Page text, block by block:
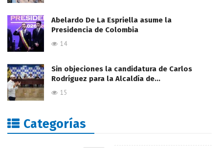
Abelardo De La Espriella asume la
Presidencia de Colombia
14
Sin objeciones la candidatura de Carlos
Rodríguez para la Alcaldía de…
15
Categorías